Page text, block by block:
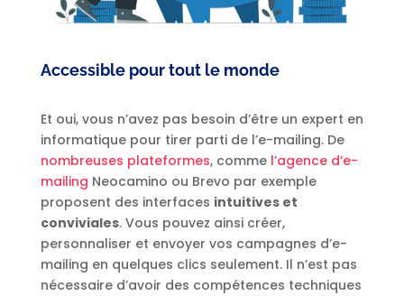
Accessible pour tout le monde
Et oui, vous n’avez pas besoin d’être un expert en
informatique pour tirer parti de l’e-mailing. De
nombreuses plateformes, comme l’agence d’e-
mailing Neocamino ou Brevo par exemple
proposent des interfaces intuitives et
conviviales. Vous pouvez ainsi créer,
personnaliser et envoyer vos campagnes d’e-
mailing en quelques clics seulement. Il n’est pas
nécessaire d’avoir des compétences techniques